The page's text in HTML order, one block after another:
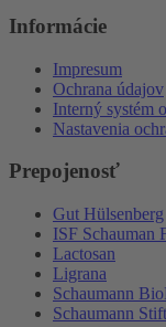
Informácie
Impresum
Ochrana údajov
Interný systém
Nastavenia
Prepojenosť
Gut Hülsenberg
ISF Schauman
Lactosan
Ligrana
Schaumann
Schaumann